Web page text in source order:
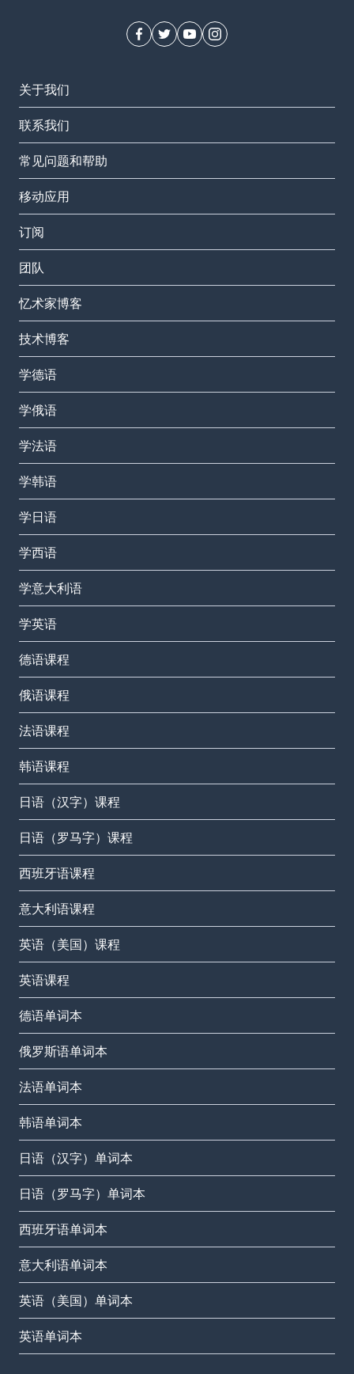
关于我们
联系我们
常见问题和帮助
移动应用
订阅
团队
忆术家博客
技术博客
学德语
学俄语
学法语
学韩语
学日语
学西语
学意大利语
学英语
德语课程
俄语课程
法语课程
韩语课程
日语（汉字）课程
日语（罗马字）课程
西班牙语课程
意大利语课程
英语（美国）课程
英语课程
德语单词本
俄罗斯语单词本
法语单词本
韩语单词本
日语（汉字）单词本
日语（罗马字）单词本
西班牙语单词本
意大利语单词本
英语（美国）单词本
英语单词本